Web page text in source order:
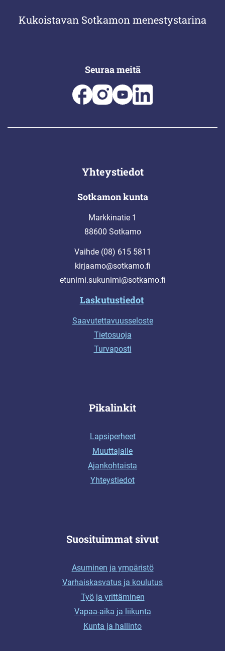
Kukoistavan Sotkamon menestystarina
Seuraa meitä
Yhteystiedot
Sotkamon kunta
Markkinatie 1
88600 Sotkamo
Vaihde (08) 615 5811
kirjaamo@sotkamo.fi
etunimi.sukunimi@sotkamo.fi
Laskutustiedot
Saavutettavuusseloste
Tietosuoja
Turvaposti
Pikalinkit
Lapsiperheet
Muuttajalle
Ajankohtaista
Yhteystiedot
Suosituimmat sivut
Asuminen ja ympäristö
Varhaiskasvatus ja koulutus
Työ ja yrittäminen
Vapaa-aika ja liikunta
Kunta ja hallinto